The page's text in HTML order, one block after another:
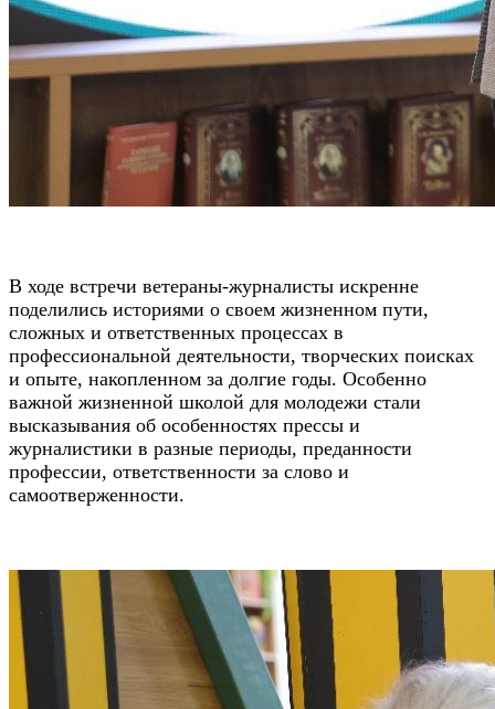
В ходе встречи ветераны-журналисты искренне
поделились историями о своем жизненном пути,
сложных и ответственных процессах в
профессиональной деятельности, творческих поисках
и опыте, накопленном за долгие годы. Особенно
важной жизненной школой для молодежи стали
высказывания об особенностях прессы и
журналистики в разные периоды, преданности
профессии, ответственности за слово и
самоотверженности.